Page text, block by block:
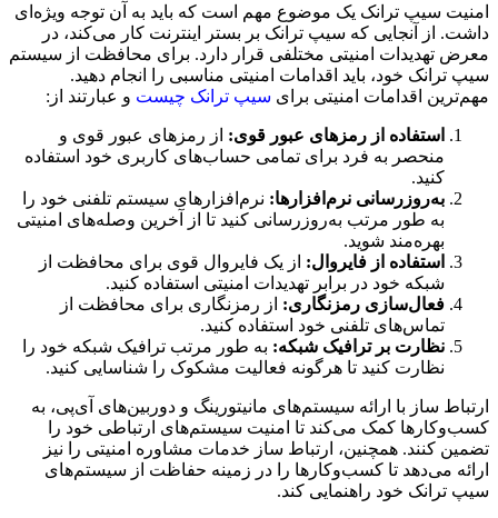
امنیت سیپ ترانک یک موضوع مهم است که باید به آن توجه ویژه‌ای
داشت. از آنجایی که سیپ ترانک بر بستر اینترنت کار می‌کند، در
معرض تهدیدات امنیتی مختلفی قرار دارد. برای محافظت از سیستم
سیپ ترانک خود، باید اقدامات امنیتی مناسبی را انجام دهید.
مهم‌ترین اقدامات امنیتی برای سیپ ترانک چیست و عبارتند از:
استفاده از رمزهای عبور قوی: از رمزهای عبور قوی و
منحصر به فرد برای تمامی حساب‌های کاربری خود استفاده
کنید.
به‌روزرسانی نرم‌افزارها: نرم‌افزارهای سیستم تلفنی خود را
به طور مرتب به‌روزرسانی کنید تا از آخرین وصله‌های امنیتی
بهره‌مند شوید.
استفاده از فایروال: از یک فایروال قوی برای محافظت از
شبکه خود در برابر تهدیدات امنیتی استفاده کنید.
فعال‌سازی رمزنگاری: از رمزنگاری برای محافظت از
تماس‌های تلفنی خود استفاده کنید.
نظارت بر ترافیک شبکه: به طور مرتب ترافیک شبکه خود را
نظارت کنید تا هرگونه فعالیت مشکوک را شناسایی کنید.
ارتباط ساز با ارائه سیستم‌های مانیتورینگ و دوربین‌های آی‌پی، به
کسب‌وکارها کمک می‌کند تا امنیت سیستم‌های ارتباطی خود را
تضمین کنند. همچنین، ارتباط ساز خدمات مشاوره امنیتی را نیز
ارائه می‌دهد تا کسب‌وکارها را در زمینه حفاظت از سیستم‌های
سیپ ترانک خود راهنمایی کند.